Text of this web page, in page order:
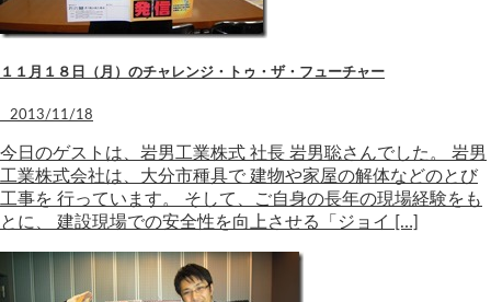
１１月１８日（月）のチャレンジ・トゥ・ザ・フューチャー
2013/11/18
今日のゲストは、岩男工業株式 社長 岩男聡さんでした。 岩男
工業株式会社は、大分市種具で 建物や家屋の解体などのとび
工事を 行っています。 そして、ご自身の長年の現場経験をも
とに、 建設現場での安全性を向上させる「ジョイ […]